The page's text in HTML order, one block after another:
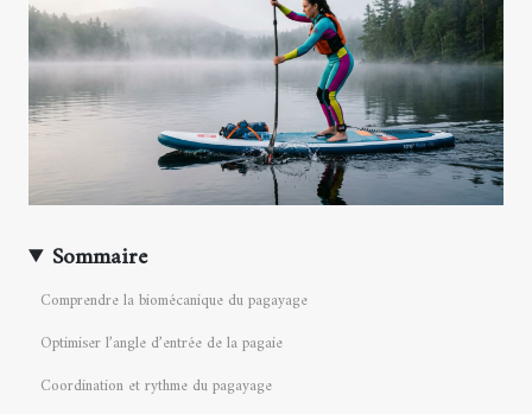
Sommaire
Comprendre la biomécanique du pagayage
Optimiser l’angle d’entrée de la pagaie
Coordination et rythme du pagayage